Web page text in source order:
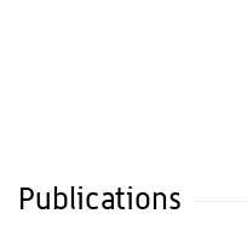
Publications